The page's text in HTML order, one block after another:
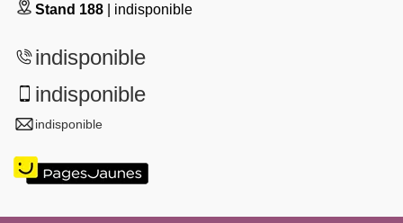
Stand 188 | indisponible
indisponible
indisponible
indisponible